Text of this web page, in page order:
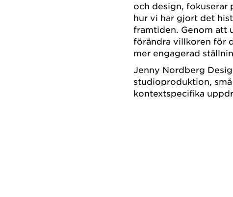
och design, fokuserar
hur vi har gjort det
framtiden. Genom att
förändra villkoren för
mer engagerad
Jenny Nordberg
studioproduktion,
kontextspecifika